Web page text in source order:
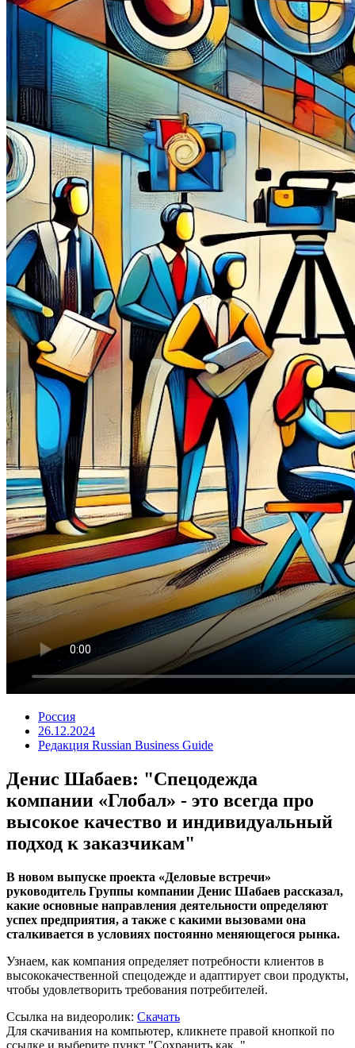
Россия
26.12.2024
Редакция Russian Business Guide
Денис Шабаев: "Спецодежда
компании «Глобал» - это всегда про
высокое качество и индивидуальный
подход к заказчикам"
В новом выпуске проекта «Деловые встречи»
руководитель Группы компании Денис Шабаев рассказал,
какие основные направления деятельности определяют
успех предприятия, а также с какими вызовами она
сталкивается в условиях постоянно меняющегося рынка.
Узнаем, как компания определяет потребности клиентов в
высококачественной спецодежде и адаптирует свои продукты,
чтобы удовлетворить требования потребителей.
Ссылка на видеоролик: Скачать
Для скачивания на компьютер, кликнете правой кнопкой по
ссылке и выберите пункт "Сохранить как.."